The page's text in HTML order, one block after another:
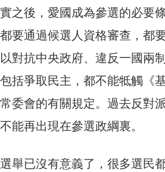
之後，愛國成為參選的必要
要通過候選人資格審查，都
對抗中央政府、違反一國兩
括爭取民主，都不能牴觸《
委會的有關規定。過去反對
能再出現在參選政綱裏。
舉已沒有意義了，很多選民